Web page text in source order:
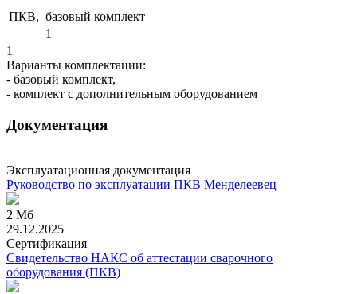
ПКВ, базовый комплект
1
1
Варианты комплектации:
- базовый комплект,
- комплект с дополнительным оборудованием
Документация
Эксплуатационная документация
Руководство по эксплуатации ПКВ Менделеевец
2 Мб
29.12.2025
Сертификация
Свидетельство НАКС об аттестации сварочного
оборудования (ПКВ)